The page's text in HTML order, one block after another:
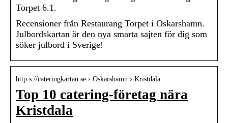
Torpet 6.1.
Recensioner från Restaurang Torpet i Oskarshamn.
Julbordskartan är den nya smarta sajten för dig som
söker julbord i Sverige!
http s://cateringkartan.se › Oskarshamn › Kristdala
Top 10 catering-företag nära
Kristdala